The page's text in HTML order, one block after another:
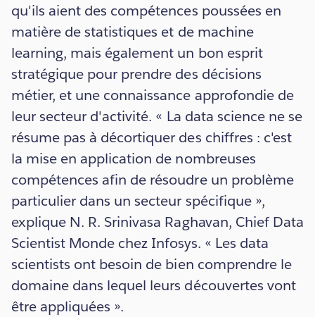
qu'ils aient des compétences poussées en
matière de statistiques et de machine
learning, mais également un bon esprit
stratégique pour prendre des décisions
métier, et une connaissance approfondie de
leur secteur d'activité. « La data science ne se
résume pas à décortiquer des chiffres : c'est
la mise en application de nombreuses
compétences afin de résoudre un problème
particulier dans un secteur spécifique »,
explique N. R. Srinivasa Raghavan, Chief Data
Scientist Monde chez Infosys. « Les data
scientists ont besoin de bien comprendre le
domaine dans lequel leurs découvertes vont
être appliquées ».